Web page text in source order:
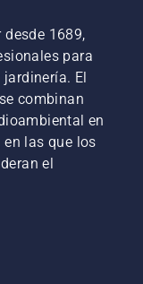
1689,
para
El
combinan
en
las que los
el